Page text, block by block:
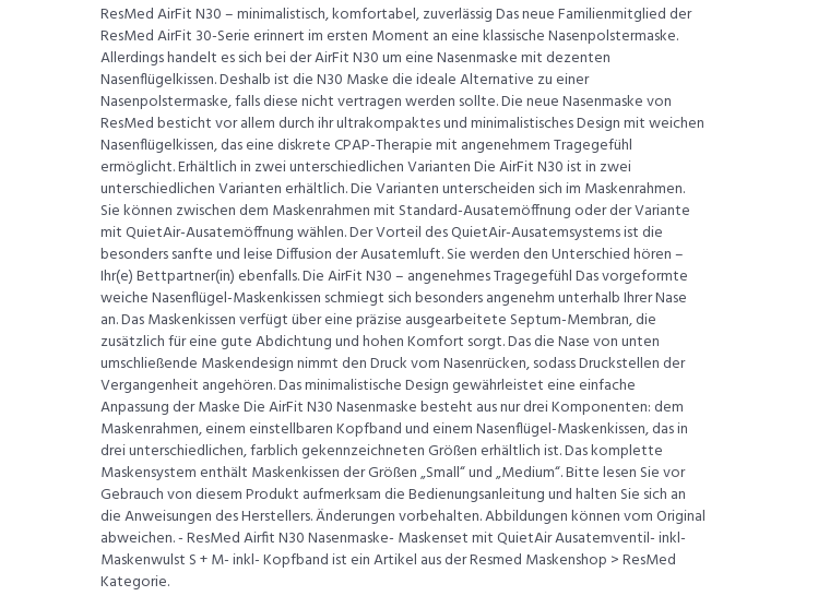
ResMed AirFit N30 – minimalistisch, komfortabel, zuverlässig Das neue Familienmitglied der
ResMed AirFit 30-Serie erinnert im ersten Moment an eine klassische Nasenpolstermaske.
Allerdings handelt es sich bei der AirFit N30 um eine Nasenmaske mit dezenten
Nasenflügelkissen. Deshalb ist die N30 Maske die ideale Alternative zu einer
Nasenpolstermaske, falls diese nicht vertragen werden sollte. Die neue Nasenmaske von
ResMed besticht vor allem durch ihr ultrakompaktes und minimalistisches Design mit weichen
Nasenflügelkissen, das eine diskrete CPAP-Therapie mit angenehmem Tragegefühl
ermöglicht. Erhältlich in zwei unterschiedlichen Varianten Die AirFit N30 ist in zwei
unterschiedlichen Varianten erhältlich. Die Varianten unterscheiden sich im Maskenrahmen.
Sie können zwischen dem Maskenrahmen mit Standard-Ausatemöffnung oder der Variante
mit QuietAir-Ausatemöffnung wählen. Der Vorteil des QuietAir-Ausatemsystems ist die
besonders sanfte und leise Diffusion der Ausatemluft. Sie werden den Unterschied hören –
Ihr(e) Bettpartner(in) ebenfalls. Die AirFit N30 – angenehmes Tragegefühl Das vorgeformte
weiche Nasenflügel-Maskenkissen schmiegt sich besonders angenehm unterhalb Ihrer Nase
an. Das Maskenkissen verfügt über eine präzise ausgearbeitete Septum-Membran, die
zusätzlich für eine gute Abdichtung und hohen Komfort sorgt. Das die Nase von unten
umschließende Maskendesign nimmt den Druck vom Nasenrücken, sodass Druckstellen der
Vergangenheit angehören. Das minimalistische Design gewährleistet eine einfache
Anpassung der Maske Die AirFit N30 Nasenmaske besteht aus nur drei Komponenten: dem
Maskenrahmen, einem einstellbaren Kopfband und einem Nasenflügel-Maskenkissen, das in
drei unterschiedlichen, farblich gekennzeichneten Größen erhältlich ist. Das komplette
Maskensystem enthält Maskenkissen der Größen „Small“ und „Medium“. Bitte lesen Sie vor
Gebrauch von diesem Produkt aufmerksam die Bedienungsanleitung und halten Sie sich an
die Anweisungen des Herstellers. Änderungen vorbehalten. Abbildungen können vom Original
abweichen. - ResMed Airfit N30 Nasenmaske- Maskenset mit QuietAir Ausatemventil- inkl-
Maskenwulst S + M- inkl- Kopfband ist ein Artikel aus der Resmed Maskenshop > ResMed
Kategorie.